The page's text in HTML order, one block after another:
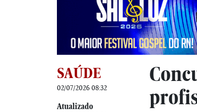
SAÚDE
02/07/2026 08:32
Atualizado